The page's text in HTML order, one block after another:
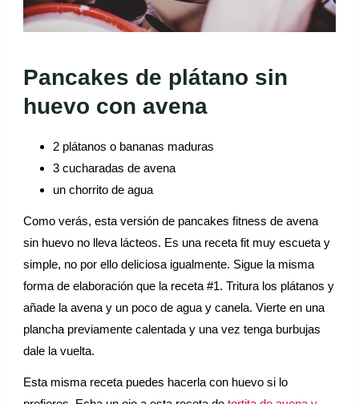
Pancakes de plátano sin
huevo con avena
2 plátanos o bananas maduras
3 cucharadas de avena
un chorrito de agua
Como verás, esta versión de pancakes fitness de avena
sin huevo no lleva lácteos. Es una receta fit muy escueta y
simple, no por ello deliciosa igualmente. Sigue la misma
forma de elaboración que la receta #1. Tritura los plátanos y
añade la avena y un poco de agua y canela. Vierte en una
plancha previamente calentada y una vez tenga burbujas
dale la vuelta.
Esta misma receta puedes hacerla con huevo si lo